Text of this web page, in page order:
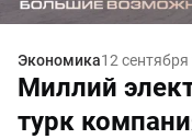
Экономика12
Миллий
турк